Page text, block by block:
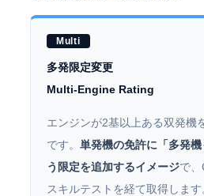
Multi
多発限定変更
Multi-Engine Rating
エンジンが2基以上ある双発機
です。 単発機の免許に「多発
う限定を追加するイメージで、
スキルテストを経て取得します